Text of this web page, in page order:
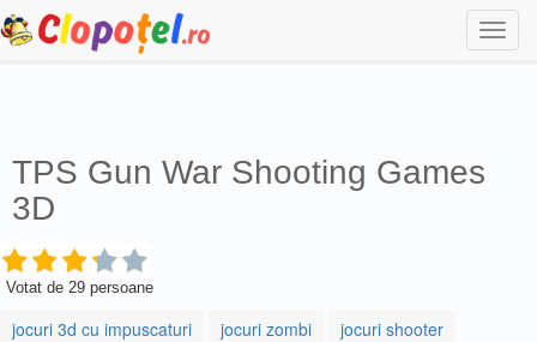
TPS Gun War Shooting Games
3D
Votat de 29 persoane
jocuri 3d cu impuscaturi jocuri zombi
jocuri shooter